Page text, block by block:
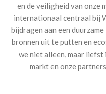
en de veiligheid van onze
internationaal centraal bij
bijdragen aan een
bronnen uit te putten en
we niet alleen, maar liefst
markt en onze